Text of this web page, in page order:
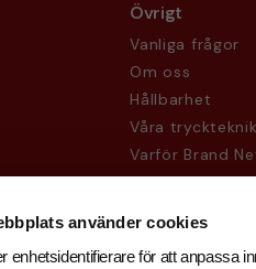
använder cookies
enhetsidentifierare för att anpassa
Övrigt
Vanliga frågor
Om oss
Hållbarhet
Våra
Varför Brand
Köpvillkor